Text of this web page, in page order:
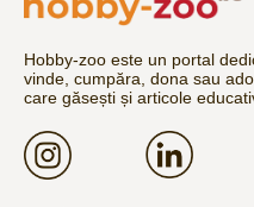
Hobby-zoo este un portal
vinde, cumpăra, dona sau
care găsești și articole